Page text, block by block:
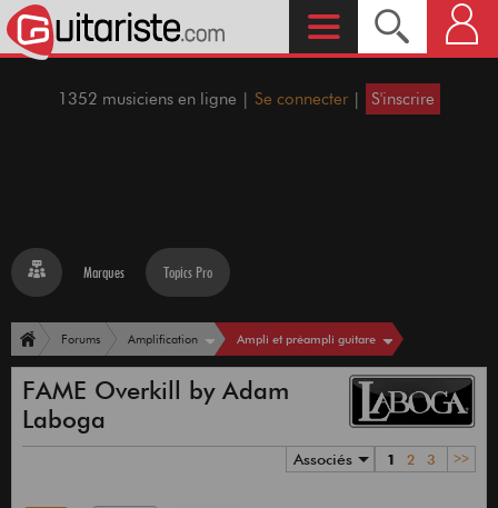
1352 musiciens en ligne | Se connecter | S'inscrire
Marques Topics Pro
Forums Amplification Ampli et préampli guitare
FAME Overkill by Adam
Laboga
Associés 1 2 3 >>